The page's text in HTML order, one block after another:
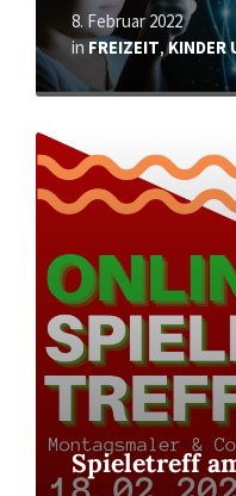
8. Februar 2022
in FREIZEIT,KINDER
Spieletreff
Read
More